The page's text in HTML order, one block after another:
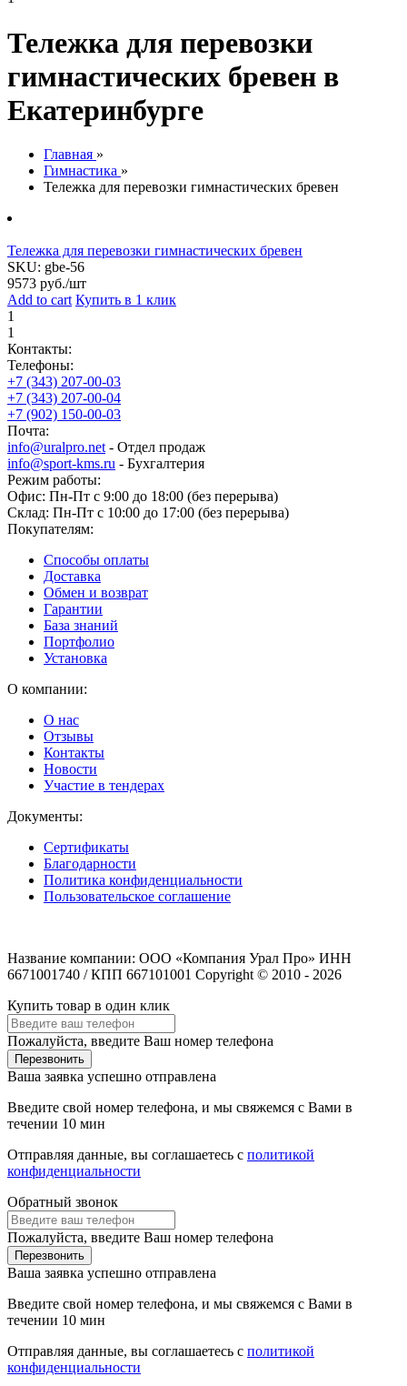
Тележка для перевозки
гимнастических бревен в
Екатеринбурге
Главная »
Гимнастика »
Тележка для перевозки гимнастических бревен
Тележка для перевозки гимнастических бревен
SKU: gbe-56
9573 руб./шт
Add to cart Купить в 1 клик
1
1
Контакты:
Телефоны:
+7 (343) 207-00-03
+7 (343) 207-00-04
+7 (902) 150-00-03
Почта:
info@uralpro.net - Отдел продаж
info@sport-kms.ru - Бухгалтерия
Режим работы:
Офис: Пн-Пт с 9:00 до 18:00 (без перерыва)
Склад: Пн-Пт с 10:00 до 17:00 (без перерыва)
Покупателям:
Способы оплаты
Доставка
Обмен и возврат
Гарантии
База знаний
Портфолио
Установка
О компании:
О нас
Отзывы
Контакты
Новости
Участие в тендерах
Документы:
Сертификаты
Благодарности
Политика конфиденциальности
Пользовательское соглашение
Название компании: ООО «Компания Урал Про» ИНН
6671001740 / КПП 667101001 Copyright © 2010 - 2026
Купить товар в один клик
Пожалуйста, введите Ваш номер телефона
Перезвонить
Ваша заявка успешно отправлена
Введите свой номер телефона, и мы свяжемся с Вами в
течении 10 мин
Отправляя данные, вы соглашаетесь с политикой
конфиденциальности
Обратный звонок
Пожалуйста, введите Ваш номер телефона
Перезвонить
Ваша заявка успешно отправлена
Введите свой номер телефона, и мы свяжемся с Вами в
течении 10 мин
Отправляя данные, вы соглашаетесь с политикой
конфиденциальности